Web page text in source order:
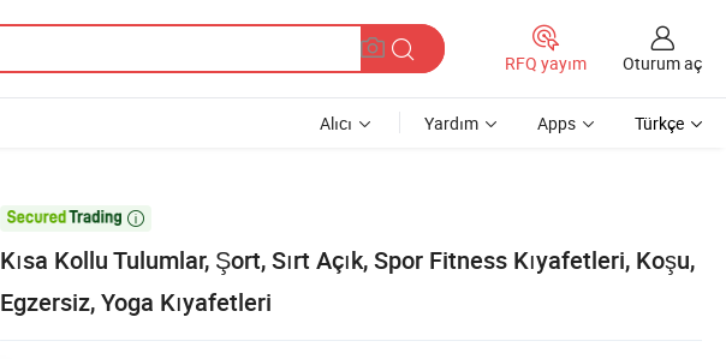
RFQ yayım Oturum aç
Alıcı Yardım Apps Türkçe

Kısa Kollu Tulumlar, Şort, Sırt Açık, Spor Fitness Kıyafetleri, Koşu,
Egzersiz, Yoga Kıyafetleri